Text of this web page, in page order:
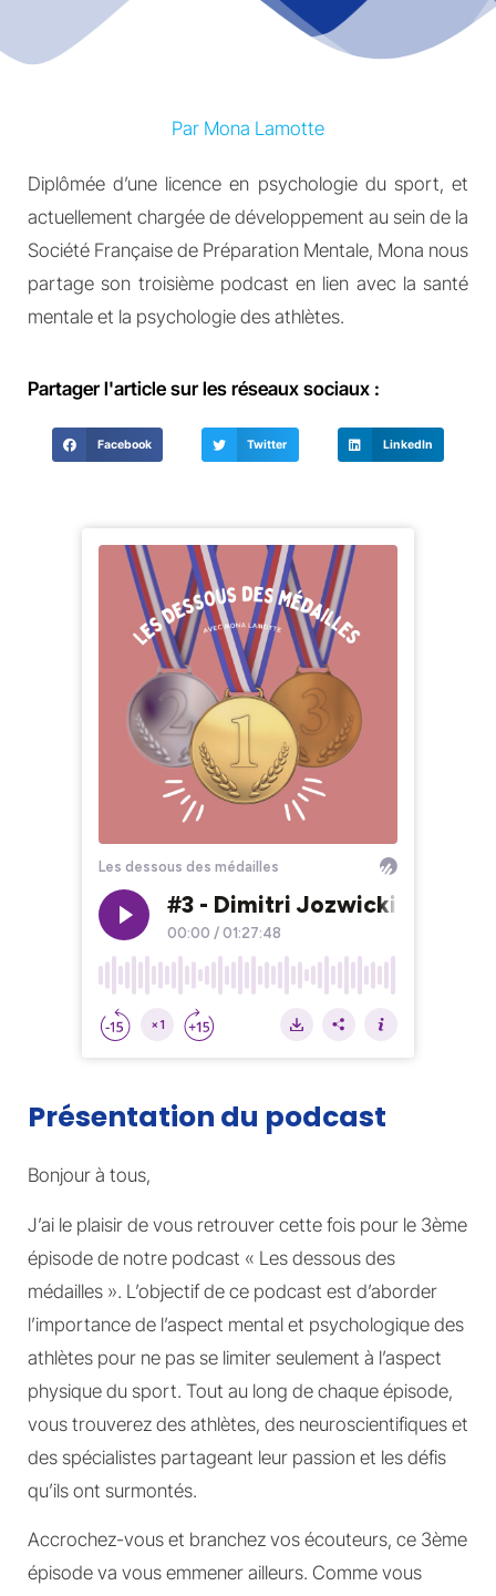
Par Mona Lamotte
Diplômée d’une licence en psychologie du sport, et
actuellement chargée de développement au sein de la
Société Française de Préparation Mentale, Mona nous
partage son troisième podcast en lien avec la santé
mentale et la psychologie des athlètes.
Partager l'article sur les réseaux sociaux :
Facebook Twitter LinkedIn
Présentation du podcast
Bonjour à tous,
J’ai le plaisir de vous retrouver cette fois pour le 3ème
épisode de notre podcast « Les dessous des
médailles ». L’objectif de ce podcast est d’aborder
l’importance de l’aspect mental et psychologique des
athlètes pour ne pas se limiter seulement à l’aspect
physique du sport. Tout au long de chaque épisode,
vous trouverez des athlètes, des neuroscientifiques et
des spécialistes partageant leur passion et les défis
qu’ils ont surmontés.
Accrochez-vous et branchez vos écouteurs, ce 3ème
épisode va vous emmener ailleurs. Comme vous